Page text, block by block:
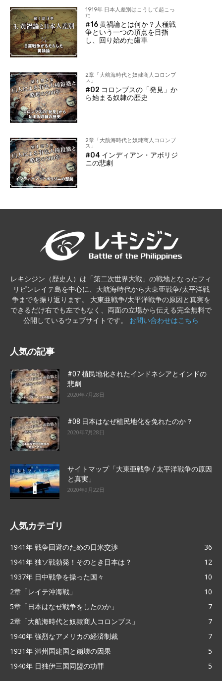
1919年 日本人差別はこうして起こっ
た
#16 黄禍論とは何か？人種戦
争という一つの頂点を目指
し、回り始めた歯車
2章「大航海時代と奴隷商人コロンブ
ス」
#02 コロンブスの「発見」か
ら始まる奴隷の歴史
2章「大航海時代と奴隷商人コロンブ
ス」
#04 インディアン・アボリジ
ニの悲劇
レキシジン（歴史人）は「第二次世界大戦」の戦地となったフィ
リピンレイテ島を中心に、大航海時代から大東亜戦争/太平洋戦
争までを振り返ります。 大東亜戦争/太平洋戦争の原因と真実を
できるだけ右でも左でもなく、両面の立場から伝える完全無料で
公開しているウェブサイトです。 お問い合わせはこちら
人気の記事
#07 植民地化されたインドネシアとインドの
悲劇
2020年7月28日
#08 日本はなぜ植民地化を免れたのか？
2020年7月28日
サイトマップ「大東亜戦争 / 太平洋戦争の原因
と真実」
2020年9月22日
人気カテゴリ
1941年 戦争回避のための日米交渉
36
1941年 独ソ戦勃発！そのとき日本は？
12
1937年 日中戦争を操った国々
10
2章「レイテ沖海戦」
10
5章「日本はなぜ戦争をしたのか」
7
2章「大航海時代と奴隷商人コロンブス」
7
1940年 強烈なアメリカの経済制裁
7
1931年 満州国建国と崩壊の因果
5
1940年 日独伊三国同盟の功罪
5